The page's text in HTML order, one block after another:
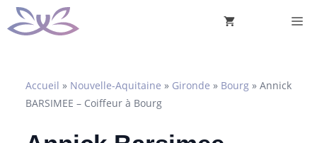
Aller
au
Accueil » Nouvelle-Aquitaine » Gironde » Bourg » Annick
BARSIMEE – Coiffeur à Bourg